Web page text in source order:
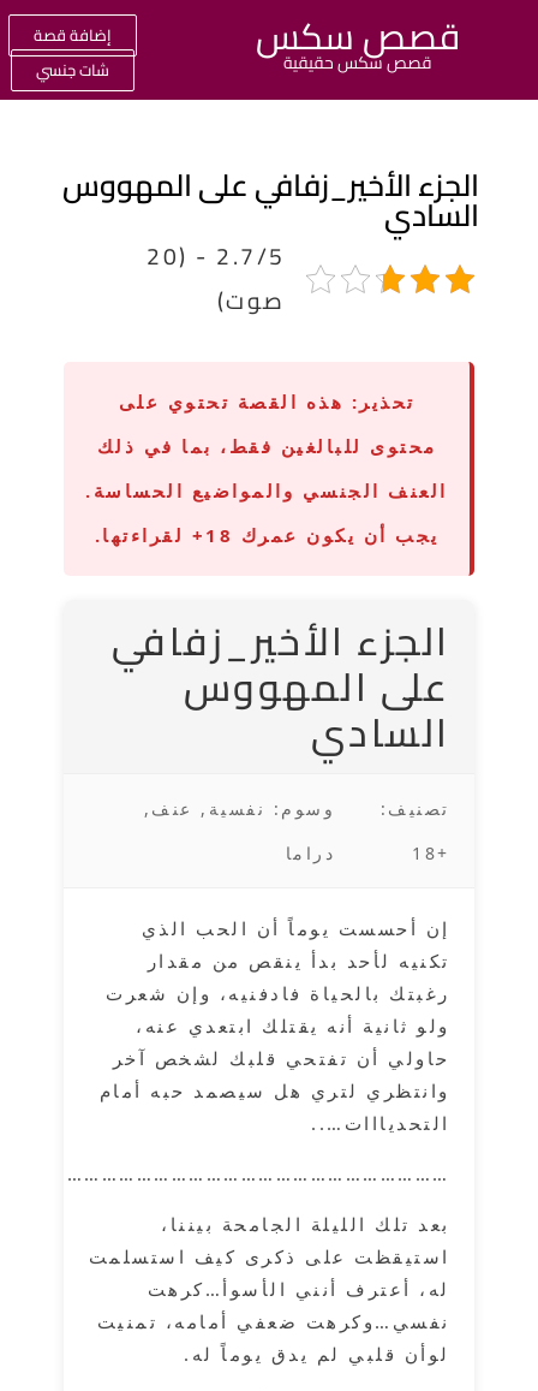
قصص سكس
قصص سكس حقيقية
إضافة قصة
شات جنسي
الأخير_زفافي على المهووس
2.7/5 - (20
صوت)
هذه القصة تحتوي على
محتوى للبالغين فقط، بما في ذلك
العنف الجنسي والمواضيع الحساسة.
يجب أن يكون عمرك 18+ لقراءتها.
الجزء الأخير_زفافي
على المهووس
السادي
تصنيف:
وسوم: نفسية, عنف,
إن أحسست يوماً أن الحب الذي
تكنيه لأحد بدأ ينقص من مقدار
رغبتك بالحياة فادفنيه، وإن شعرت
ولو ثانية أنه يقتلك ابتعدي عنه،
حاولي أن تفتحي قلبك لشخص آخر
وانتظري لتري هل سيصمد حبه أمام
التحديااات…..
…………………………………………………………………..
بعد تلك الليلة الجامحة بيننا،
استيقظت على ذكرى كيف استسلمت
له، أعترف أنني الأسوأ…كرهت
نفسي…وكرهت ضعفي أمامه، تمنيت
لوأن قلبي لم يدق يوماً له.